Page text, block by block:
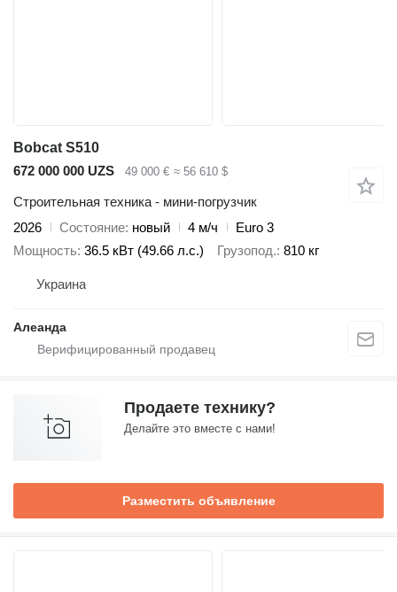
Bobcat S510
672 000 000 UZS
49 000 € ≈ 56 610 $
Строительная техника - мини-погрузчик
2026
Состояние новый 4 м/ч
Euro 3
Мощность 36.5 кВт (49.66 л.с.) Грузопод. 810 кг
Украина
Алеанда
Продаете технику?
Делайте это вместе с нами!
Разместить объявление